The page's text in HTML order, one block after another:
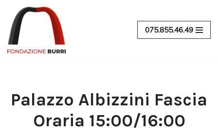
Vai
al
contenuto
075.855.46.49
Palazzo Albizzini Fascia
Oraria 15:00/16:00